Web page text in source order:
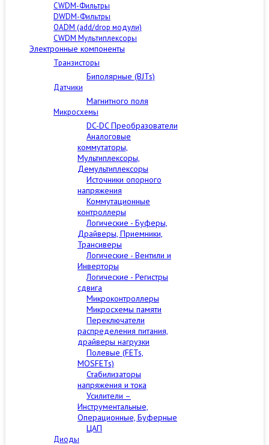
CWDM-Фильтры
DWDM-Фильтры
OADM (add/drop модули)
CWDM Мультиплексоры
Электронные компоненты
Транзисторы
Биполярные (BJTs)
Датчики
Магнитного поля
Микросхемы
DC-DC Преобразователи
Аналоговые
коммутаторы,
Мультиплексоры,
Демультиплексоры
Источники опорного
напряжения
Коммутационные
контроллеры
Логические - Буферы,
Драйверы, Приемники,
Трансиверы
Логические - Вентили и
Инверторы
Логические - Регистры
сдвига
Микроконтроллеры
Микросхемы памяти
Переключатели
распределения питания,
драйверы нагрузки
Полевые (FETs,
MOSFETs)
Стабилизаторы
напряжения и тока
Усилители –
Инструментальные,
Операционные, Буферные
ЦАП
Диоды